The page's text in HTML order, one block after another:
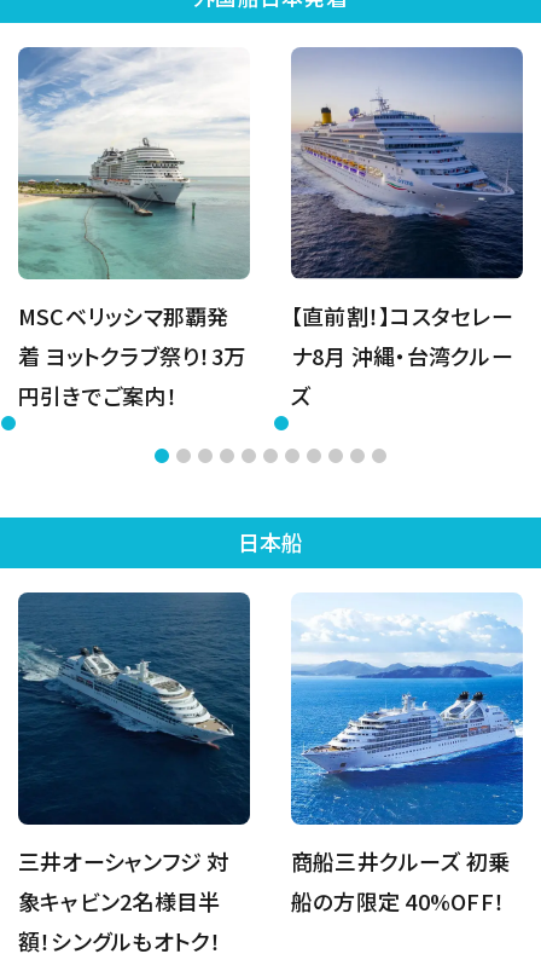
MSCベリッシマ那覇発
着 ヨットクラブ祭り！3万
円引きでご案内！
【直前割！】コスタセレー
ナ8月 沖縄・台湾クルー
ズ
日本船
三井オーシャンフジ 対
象キャビン2名様目半
額！シングルもオトク！
商船三井クルーズ 初乗
船の方限定 40%OFF！